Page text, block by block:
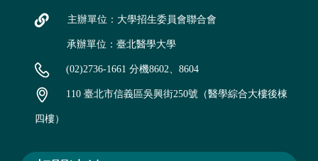
主辦單位：大學招生委員會聯合會
承辦單位：臺北醫學大學
(02)2736-1661 分機8602、8604
110 臺北市信義區吳興街250號（醫學綜合大樓後棟
四樓）